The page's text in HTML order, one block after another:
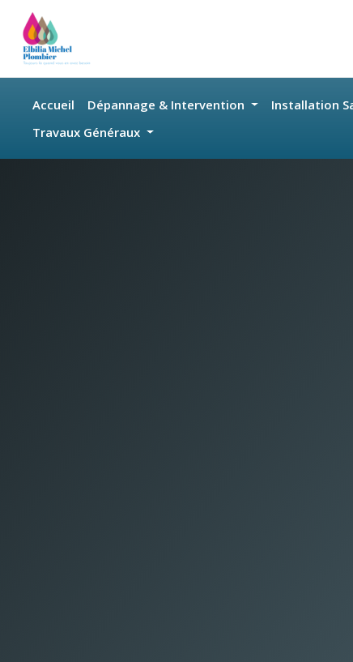
Skip to main content
Accueil Dépannage & Intervention Installation
Travaux Généraux